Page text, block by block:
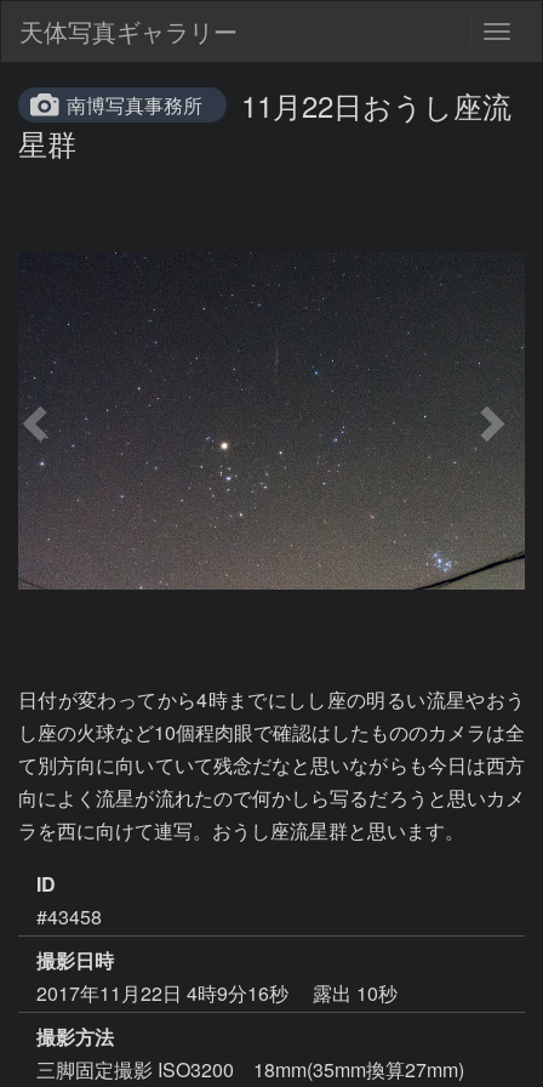
天体写真ギャラリー
南博写真事務所
11月22日おうし座流
星群
日付が変わってから4時までにしし座の明るい流星やおう
し座の火球など10個程肉眼で確認はしたもののカメラは全
て別方向に向いていて残念だなと思いながらも今日は西方
向によく流星が流れたので何かしら写るだろうと思いカメ
ラを西に向けて連写。おうし座流星群と思います。
ID
#43458
撮影日時
2017年11月22日 4時9分16秒
露出 10秒
撮影方法
三脚固定撮影 ISO3200 18mm(35mm換算27mm)